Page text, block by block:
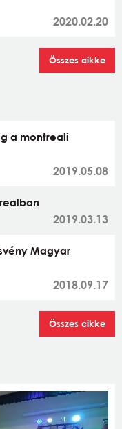
2020.02.20
Összes cikke
a montreali
2019.05.08
2019.03.13
Magyar
2018.09.17
Összes cikke